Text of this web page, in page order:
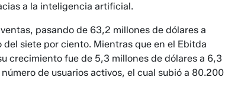
a la inteligencia artificial.
pasando de 63,2 millones de dólares a
siete por ciento. Mien­tras que en el Ebitda
crecimiento fue de 5,3 millones de dólares a 6,3
de usuarios activos, el cual subió a 80.200